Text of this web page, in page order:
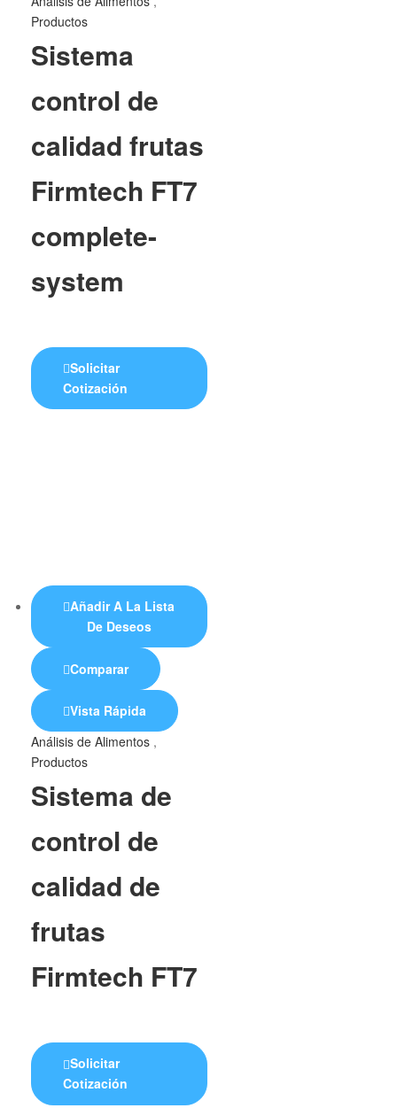
Productos
Sistema
control de
calidad frutas
Firmtech FT7
complete-
system
Solicitar
Cotización
Añadir A La Lista
De Deseos
Comparar
Vista Rápida
Análisis de Alimentos,
Productos
Sistema de
control de
calidad de
frutas
Firmtech FT7
Solicitar
Cotización